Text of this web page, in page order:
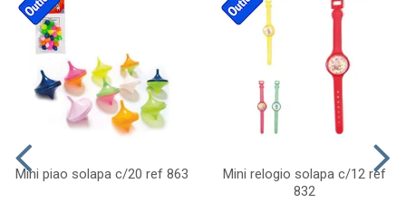
Mini piao solapa c/20 ref 863
Mini relogio solapa c/12 ref
832